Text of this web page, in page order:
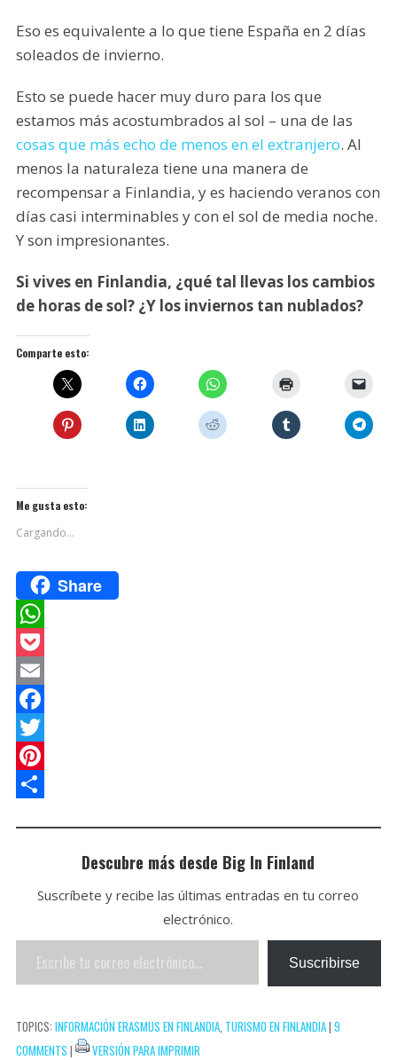
Eso es equivalente a lo que tiene España en 2 días
soleados de invierno.
Esto se puede hacer muy duro para los que
estamos más acostumbrados al sol – una de las
cosas que más echo de menos en el extranjero. Al
menos la naturaleza tiene una manera de
recompensar a Finlandia, y es haciendo veranos con
días casi interminables y con el sol de media noche.
Y son impresionantes.
Si vives en Finlandia, ¿qué tal llevas los cambios
de horas de sol? ¿Y los inviernos tan nublados?
Comparte esto:
Me gusta esto:
Cargando...
Share
W
h
a
t
s
A
P
o
c
k
e
E
m
a
F
a
c
T
w
P
s
t
Descubre más desde Big In Finland
Suscríbete y recibe las últimas entradas en tu correo
electrónico.
Escribe
tu
electrónico…
Suscribirse
TOPICS: INFORMACIÓN ERASMUS EN FINLANDIA, TURISMO EN FINLANDIA| 9
COMMENTS | VERSIÓN PARA IMPRIMIR